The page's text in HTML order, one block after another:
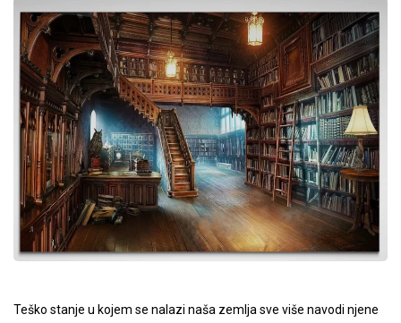
Teško stanje u kojem se nalazi naša zemlja sve više navodi njene